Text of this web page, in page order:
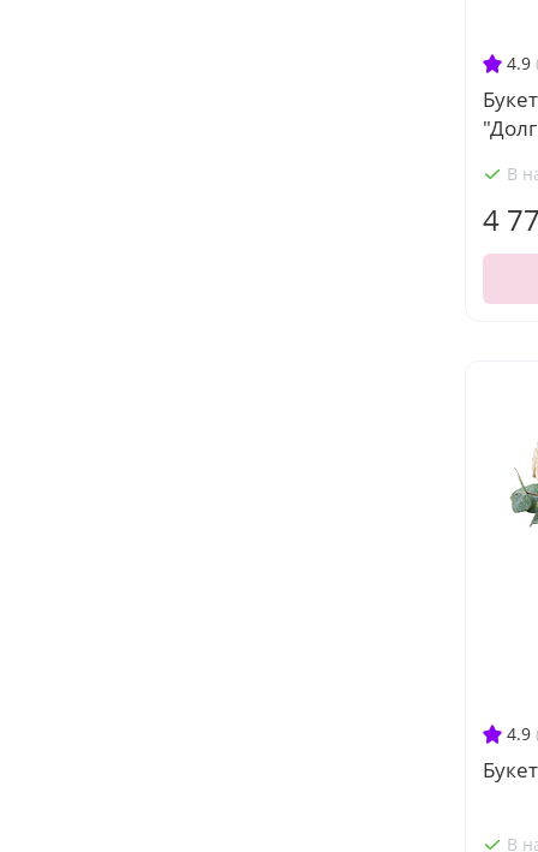
4.9
В
4
4.9
В